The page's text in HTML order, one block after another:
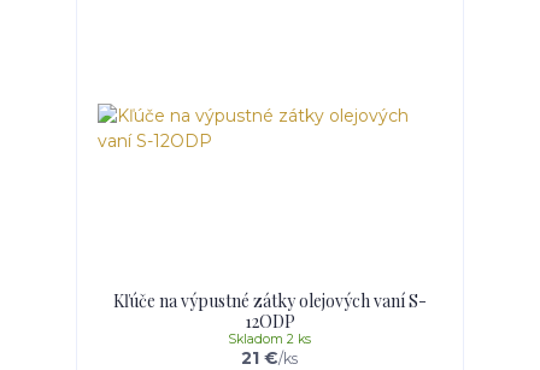
Kľúče na výpustné zátky olejových vaní S-
12ODP
21 €/ks
Skladom 2 ks